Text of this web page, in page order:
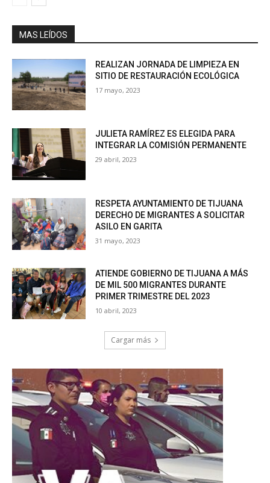
MAS LEÍDOS
REALIZAN JORNADA DE LIMPIEZA EN
SITIO DE RESTAURACIÓN ECOLÓGICA
17 mayo, 2023
JULIETA RAMÍREZ ES ELEGIDA PARA
INTEGRAR LA COMISIÓN PERMANENTE
29 abril, 2023
RESPETA AYUNTAMIENTO DE TIJUANA
DERECHO DE MIGRANTES A SOLICITAR
ASILO EN GARITA
31 mayo, 2023
ATIENDE GOBIERNO DE TIJUANA A MÁS
DE MIL 500 MIGRANTES DURANTE
PRIMER TRIMESTRE DEL 2023
10 abril, 2023
Cargar más